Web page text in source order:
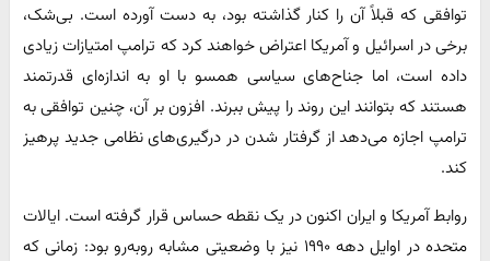
توافقی که قبلاً آن را کنار گذاشته بود، به دست آورده است. بی‌شک،
برخی در اسرائیل و آمریکا اعتراض خواهند کرد که ترامپ امتیازات زیادی
داده است، اما جناح‌های سیاسی همسو با او به اندازه‌ای قدرتمند
هستند که بتوانند این روند را پیش ببرند. افزون بر آن، چنین توافقی به
ترامپ اجازه می‌دهد از گرفتار شدن در درگیری‌های نظامی جدید پرهیز
کند.
روابط آمریکا و ایران اکنون در یک نقطه حساس قرار گرفته است. ایالات
متحده در اوایل دهه ۱۹۹۰ نیز با وضعیتی مشابه روبه‌رو بود: زمانی که